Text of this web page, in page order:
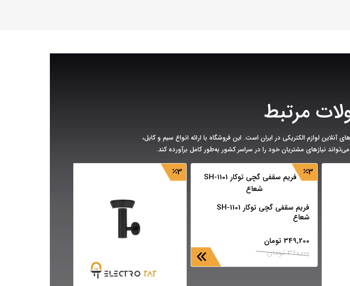
مرتبط
آنلاین لوازم الکتریکی در ایران است. این فروشگاه با ارائه انواع سیم و کابل،
نیازهای مشتریان خود را در سراسر کشور به‌طور کامل برآورده کند.
3
فریم سقفی گچی توکار SH-1101
شعاع
349,200 تومان
360,000 تومان
3